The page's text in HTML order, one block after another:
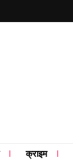
क्राइम